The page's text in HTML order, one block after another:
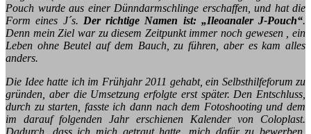
Pouch wurde aus einer Dünndarmschlinge erschaffen, und hat die
Form eines J´s. Der richtige Namen ist: „Ileoanaler J-Pouch“.
Denn mein Ziel war zu diesem Zeitpunkt immer noch gewesen , ein
Leben ohne Beutel auf dem Bauch, zu führen, aber es kam alles
anders.
Die Idee hatte ich im Frühjahr 2011 gehabt, ein Selbsthilfeforum zu
gründen, aber die Umsetzung erfolgte erst später. Den Entschluss,
durch zu starten, fasste ich dann nach dem Fotoshooting und dem
im darauf folgenden Jahr erschienen Kalender von Coloplast.